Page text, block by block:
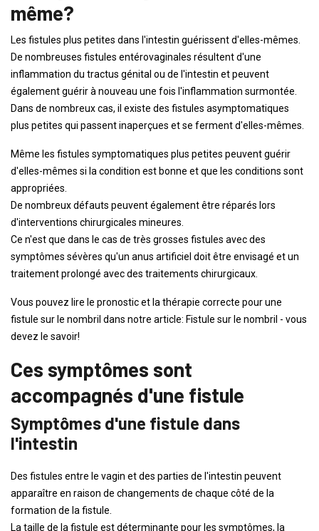
même?
Les fistules plus petites dans l'intestin guérissent d'elles-mêmes.
De nombreuses fistules entérovaginales résultent d'une
inflammation du tractus génital ou de l'intestin et peuvent
également guérir à nouveau une fois l'inflammation surmontée.
Dans de nombreux cas, il existe des fistules asymptomatiques
plus petites qui passent inaperçues et se ferment d'elles-mêmes.
Même les fistules symptomatiques plus petites peuvent guérir
d'elles-mêmes si la condition est bonne et que les conditions sont
appropriées.
De nombreux défauts peuvent également être réparés lors
d'interventions chirurgicales mineures.
Ce n'est que dans le cas de très grosses fistules avec des
symptômes sévères qu'un anus artificiel doit être envisagé et un
traitement prolongé avec des traitements chirurgicaux.
Vous pouvez lire le pronostic et la thérapie correcte pour une
fistule sur le nombril dans notre article: Fistule sur le nombril - vous
devez le savoir!
Ces symptômes sont
accompagnés d'une fistule
Symptômes d'une fistule dans
l'intestin
Des fistules entre le vagin et des parties de l'intestin peuvent
apparaître en raison de changements de chaque côté de la
formation de la fistule.
La taille de la fistule est déterminante pour les symptômes, la